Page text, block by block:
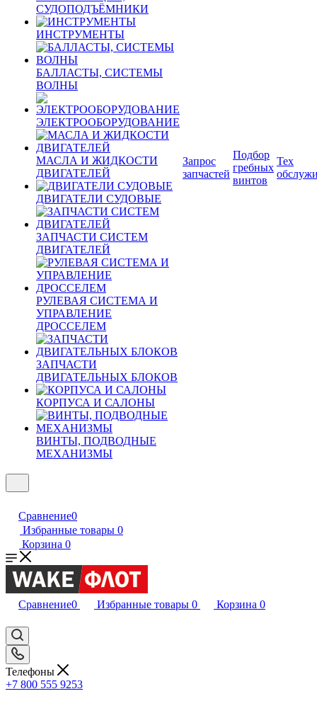
СУДОПОДЪЁМНИКИ
ИНСТРУМЕНТЫ
БАЛЛАСТЫ, СИСТЕМЫ
ВОЛНЫ
ЭЛЕКТРООБОРУДОВАНИЕ
МАСЛА И ЖИДКОСТИ
ДВИГАТЕЛЕЙ
ДВИГАТЕЛИ СУДОВЫЕ
ЗАПЧАСТИ СИСТЕМ
ДВИГАТЕЛЕЙ
РУЛЕВАЯ СИСТЕМА И
УПРАВЛЕНИЕ
ДРОССЕЛЕМ
ЗАПЧАСТИ
ДВИГАТЕЛЬНЫХ БЛОКОВ
КОРПУСА И САЛОНЫ
ВИНТЫ, ПОДВОДНЫЕ
МЕХАНИЗМЫ
Запрос
запчастей
Подбор
гребных
винтов
Тех
Сравнение0
Избранные товары 0
Корзина 0
Сравнение0 Избранные товары 0 Корзина 0
Телефоны
+7 800 555 9253